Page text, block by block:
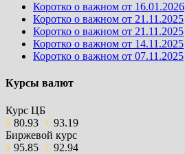
Коротко о важном от 16.01.2026
Коротко о важном от 21.11.2025
Коротко о важном от 21.11.2025
Коротко о важном от 14.11.2025
Коротко о важном от 07.11.2025
Курсы валют
Курс ЦБ
$ 80.93 € 93.19
Биржевой курс
$ 95.85 € 92.94